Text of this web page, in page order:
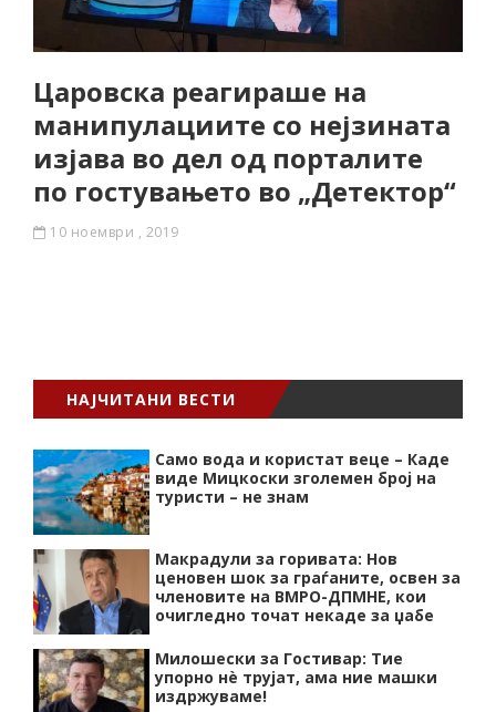
Царовска реагираше на
манипулациите со нејзината
изјава во дел од порталите
по гостувањето во „Детектор“
10 ноември , 2019
НАЈЧИТАНИ ВЕСТИ
Само вода и користат веце – Каде
виде Мицкоски зголемен број на
туристи – не знам
Макрадули за горивата: Нов
ценовен шок за граѓаните, освен за
членовите на ВМРО-ДПМНЕ, кои
очигледно точат некаде за џабе
Милошески за Гостивар: Тие
упорно нѐ трујат, ама ние машки
издржуваме!